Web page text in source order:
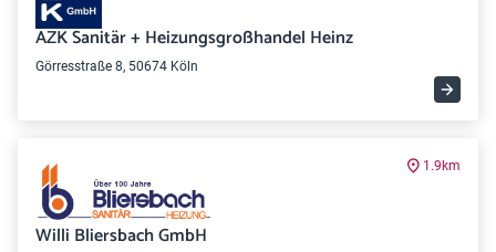
AZK Sanitär + Heizungsgroßhandel Heinz
Görresstraße 8, 50674 Köln
1.9km
Willi Bliersbach GmbH